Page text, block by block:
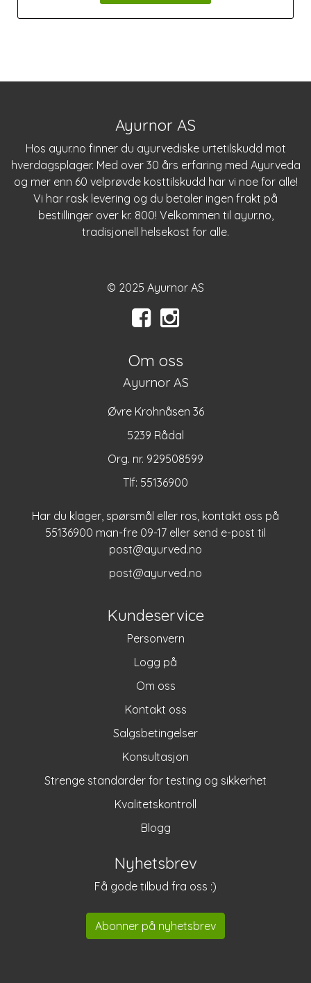
Ayurnor AS
Hos ayur.no finner du ayurvediske urtetilskudd mot
hverdagsplager. Med over 30 års erfaring med Ayurveda
og mer enn 60 velprøvde kosttilskudd har vi noe for alle!
Vi har rask levering og du betaler ingen frakt på
bestillinger over kr. 800! Velkommen til ayur.no,
tradisjonell helsekost for alle.
© 2025 Ayurnor AS
Om oss
Ayurnor AS
Øvre Krohnåsen 36
5239 Rådal
Org. nr. 929508599
Tlf: 55136900
Har du klager, spørsmål eller ros, kontakt oss på
55136900 man-fre 09-17 eller send e-post til
post@ayurved.no
post@ayurved.no
Kundeservice
Personvern
Logg på
Om oss
Kontakt oss
Salgsbetingelser
Konsultasjon
Strenge standarder for testing og sikkerhet
Kvalitetskontroll
Blogg
Nyhetsbrev
Få gode tilbud fra oss :)
Abonner på nyhetsbrev